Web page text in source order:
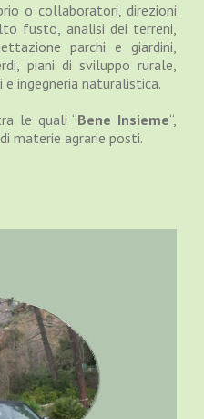
o collaboratori, direzioni
fusto, analisi dei terreni,
parchi e giardini,
piani di sviluppo rurale,
ingegneria naturalistica.
le quali “Bene Insieme“,
materie agrarie posti.